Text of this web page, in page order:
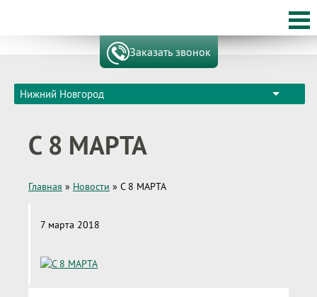
Нижний Новгород
Заказать звонок
С 8 МАРТА
Главная » Новости » С 8 МАРТА
7 марта 2018